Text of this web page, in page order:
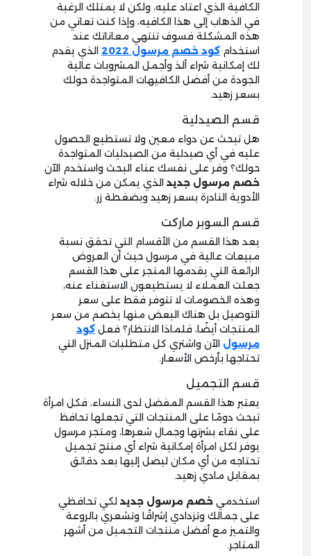
الكافية الذي اعتاد عليه، ولكن لا يمتلك الرغبة
في الذهاب إلى هذا الكافيه، وإذا كنت تعاني من
هذه المشكلة فسوف تنتهي معاناتك عند
استخدام كود خصم مرسول 2022
الذي يقدم
لك إمكانية شراء ألذ وأجمل المشروبات عالية
الجودة من أفضل الكافيهات المتواجدة حولك
بسعر زهيد.
قسم الصيدلية
هل تبحث عن دواء معين ولا تستطيع الحصول
عليه في أي صيدلية من الصيدليات المتواجدة
حولك؟ وفر على نفسك عناء البحث واستخدم الآن
خصم مرسول جديد الذي يمكن من خلاله شراء
الأدوية النادرة بسعر زهيد وبضغطة زر.
قسم السوبر ماركت
يعد هذا القسم من الأقسام التي تحقق نسبة
مبيعات عالية في مرسول حيث أن العروض
الرائعة التي يقدمها المتجر على هذا القسم
جعلت العملاء لا يستطيعون الاستغناء عنه،
وهذه الخصومات لا تتوفر فقط على سعر
التوصيل بل هناك البعض منها يخصم من سعر
المنتجات أيضًا، فلماذا الانتظار؟ فعل كود
مرسول الآن واشتري كل متطلبات المنزل التي
تحتاجها بأرخص الأسعار.
قسم التجميل
يعتبر هذا القسم المفضل لدى النساء، فكل امرأة
تبحث دومًا على المنتجات التي تجعلها تحافظ
على نقاء بشرتها وجمال شعرها، ومتجر مرسول
يوفر لكل امرأة إمكانية شراء أي منتج تجميل
تحتاجه من أي مكان ليصل إليها بعد دقائق
بمقابل مادي زهيد.
استخدمي خصم مرسول جديد لكي تحافظي
على جمالك وتزدادي إشراقًا وتشعري بالروعة
والتميز مع أفضل منتجات التجميل من أشهر
المتاجر.